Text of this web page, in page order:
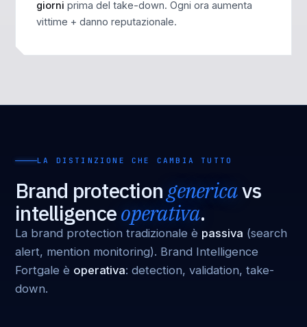
giorni prima del take-down. Ogni ora aumenta
vittime + danno reputazionale.
LA DISTINZIONE CHE CAMBIA TUTTO
Brand protectiongenericavs
intelligenceoperativa.
La brand protection tradizionale è passiva (search
alert, mention monitoring). Brand Intelligence
Fortgale è operativa: detection, validation, take-
down.